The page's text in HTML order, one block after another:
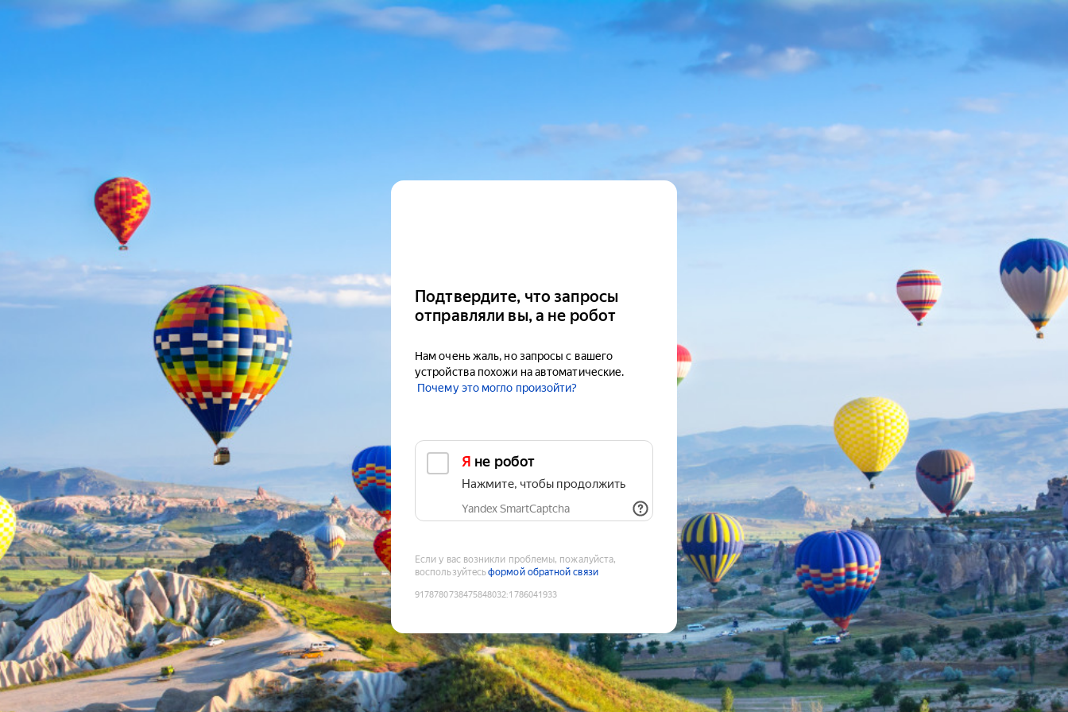
Подтвердите, что запросы
отправляли вы, а не робот
Нам очень жаль, но запросы с вашего
устройства похожи на автоматические.
Почему это могло произойти?
Я не робот
Нажмите, чтобы продолжить
Yandex SmartCaptcha
Если у вас возникли проблемы, пожалуйста,
воспользуйтесьформой обратной связи
9178780738475848032:1786041933